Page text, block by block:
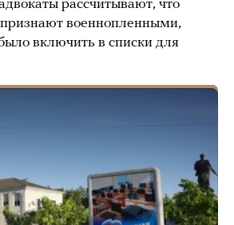
рассчитывают, что
военнопленными,
включить в списки для